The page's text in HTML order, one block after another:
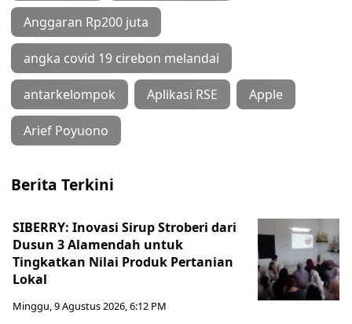
Anggaran Rp200 juta
angka covid 19 cirebon melandai
antarkelompok Aplikasi RSE Apple
Arief Poyuono
Berita Terkini
SIBERRY: Inovasi Sirup Stroberi dari
Dusun 3 Alamendah untuk
Tingkatkan Nilai Produk Pertanian
Lokal
Minggu, 9 Agustus 2026, 6:12 PM